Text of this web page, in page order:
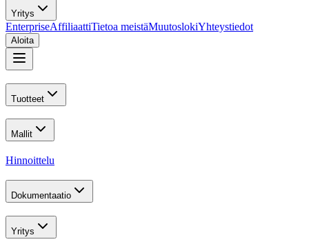
Yritys
EnterpriseAffiliaattiTietoa meistäMuutoslokiYhteystiedot
Aloita
Tuotteet
Mallit
Hinnoittelu
Dokumentaatio
Yritys